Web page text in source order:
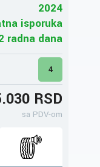
2024
isporuka
radna dana
4
RSD
sa PDV-om